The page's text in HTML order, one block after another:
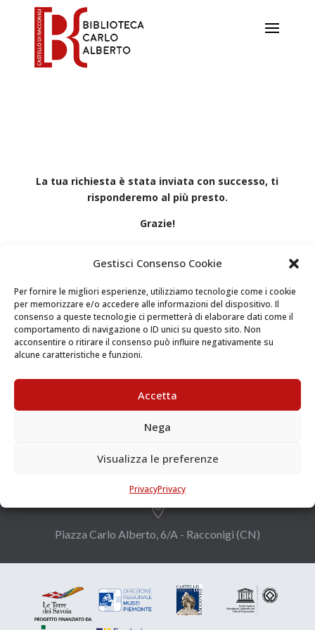
Gestisci Consenso Cookie
Per fornire le migliori esperienze, utilizziamo tecnologie come i cookie
per memorizzare e/o accedere alle informazioni del dispositivo. Il
consenso a queste tecnologie ci permetterà di elaborare dati come il
comportamento di navigazione o ID unici su questo sito. Non
acconsentire o ritirare il consenso può influire negativamente su
alcune caratteristiche e funzioni.
Accetta
Nega
Visualizza le preferenze
PrivacyPrivacy
La tua richiesta è stata inviata con successo, ti
risponderemo al più presto.
Grazie!

Piazza Carlo Alberto, 6/A - Racconigi (CN)